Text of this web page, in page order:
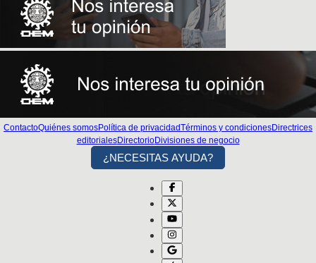
ContactoQuiénes somosPolítica de privacidadTérminos y condicionesDirectrices
editorialesDirectorioDivisiones de negocio
¿NECESITAS AYUDA?